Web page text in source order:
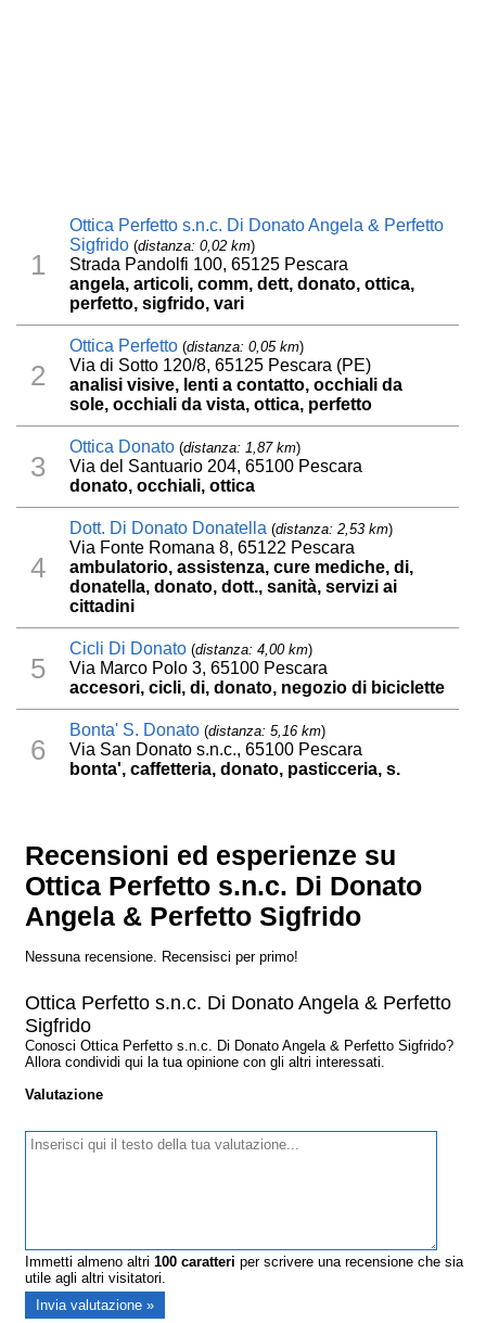
1
Ottica Perfetto s.n.c. Di Donato Angela & Perfetto
Sigfrido (distanza: 0,02 km)
Strada Pandolfi 100, 65125 Pescara
angela, articoli, comm, dett, donato, ottica,
perfetto, sigfrido, vari
2
Ottica Perfetto (distanza: 0,05 km)
Via di Sotto 120/8, 65125 Pescara (PE)
analisi visive, lenti a contatto, occhiali da
sole, occhiali da vista, ottica, perfetto
3
Ottica Donato (distanza: 1,87 km)
Via del Santuario 204, 65100 Pescara
donato, occhiali, ottica
4
Dott. Di Donato Donatella (distanza: 2,53 km)
Via Fonte Romana 8, 65122 Pescara
ambulatorio, assistenza, cure mediche, di,
donatella, donato, dott., sanità, servizi ai
cittadini
5
Cicli Di Donato (distanza: 4,00 km)
Via Marco Polo 3, 65100 Pescara
accesori, cicli, di, donato, negozio di biciclette
6
Bonta' S. Donato (distanza: 5,16 km)
Via San Donato s.n.c., 65100 Pescara
bonta', caffetteria, donato, pasticceria, s.
Recensioni ed esperienze su
Ottica Perfetto s.n.c. Di Donato
Angela & Perfetto Sigfrido
Nessuna recensione. Recensisci per primo!
Ottica Perfetto s.n.c. Di Donato Angela & Perfetto
Sigfrido
Conosci Ottica Perfetto s.n.c. Di Donato Angela & Perfetto Sigfrido?
Allora condividi qui la tua opinione con gli altri interessati.
Valutazione
Immetti almeno altri100 caratteri per scrivere una recensione che sia
utile agli altri visitatori.